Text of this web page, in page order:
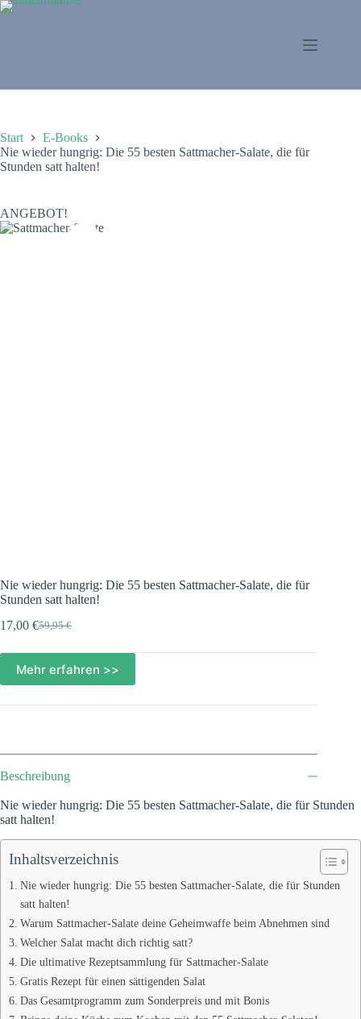
Zum
Start
E-Books
Nie wieder hungrig: Die 55 besten Sattmacher-Salate, die für
Stunden satt halten!
ANGEBOT!
Nie wieder hungrig: Die 55 besten Sattmacher-Salate, die für
Stunden satt halten!
59,95€
Ursprünglicher
59,95 €
17,00 €Aktueller
17,00 €.
Mehr erfahren >>
Beschreibung
Nie wieder hungrig: Die 55 besten Sattmacher-Salate, die für Stunden
satt halten!
Inhaltsverzeichnis
Nie wieder hungrig: Die 55 besten Sattmacher-Salate, die für Stunden
satt halten!
Warum Sattmacher-Salate deine Geheimwaffe beim Abnehmen sind
Welcher Salat macht dich richtig satt?
Die ultimative Rezeptsammlung für Sattmacher-Salate
Gratis Rezept für einen sättigenden Salat
Das Gesamtprogramm zum Sonderpreis und mit Bonis